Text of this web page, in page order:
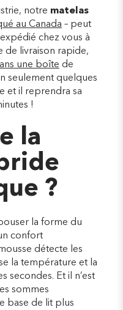
notre matelas
au Canada – peut
chez vous à
de livraison rapide,
une boîte de
seulement quelques
et il reprendra sa
!
la
?
la forme du
confort
détecte les
la température et la
secondes. Et il n’est
sommes
base de lit plus